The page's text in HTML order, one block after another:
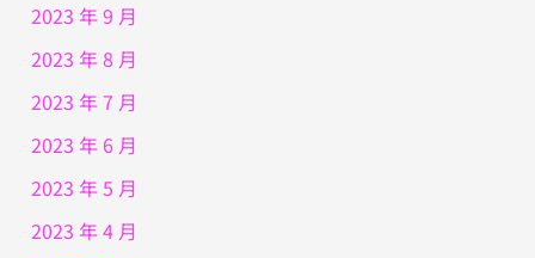
2023 年 9 月
2023 年 8 月
2023 年 7 月
2023 年 6 月
2023 年 5 月
2023 年 4 月